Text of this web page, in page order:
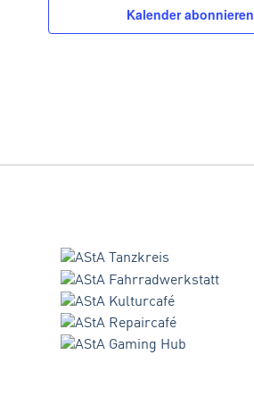
Kalender abonnieren